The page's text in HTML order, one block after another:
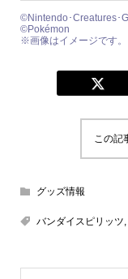
©Nintendo･Creatures･
©Pokémon
※画像はイメージです。
この記
グッズ情報
バンダイスピリッツ